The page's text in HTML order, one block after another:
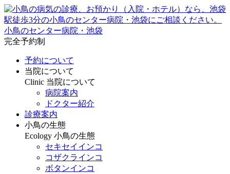
小鳥のセンター病院・池袋
完全予約制
予約について
当院について
Clinic 当院について
病院案内
ドクター紹介
診療案内
小鳥の生態
Ecology 小鳥の生態
セキセイインコ
コザクラインコ
ボタンインコ